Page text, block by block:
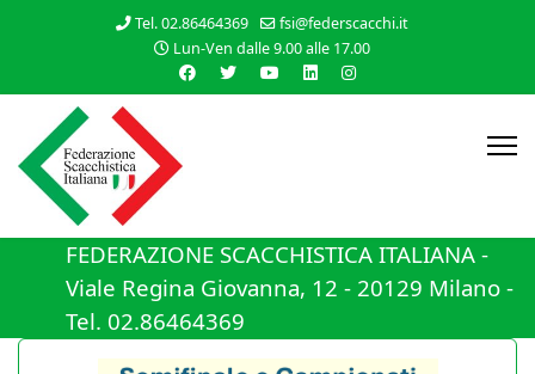
Tel. 02.86464369
fsi@federscacchi.it
Lun-Ven dalle 9.00 alle 17.00
FEDERAZIONE SCACCHISTICA ITALIANA -
Viale Regina Giovanna, 12 - 20129 Milano -
Tel. 02.86464369